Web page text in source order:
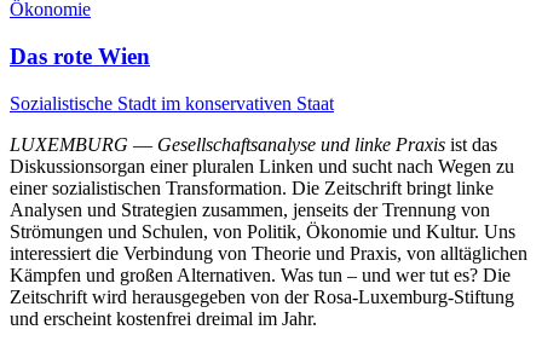
Ökonomie
Das rote Wien
Sozialistische Stadt im konservativen Staat
LUXEMBURG — Gesellschaftsanalyse und linke Praxis ist das
Diskussionsorgan einer pluralen Linken und sucht nach Wegen zu
einer sozialistischen Transformation. Die Zeitschrift bringt linke
Analysen und Strategien zusammen, jenseits der Trennung von
Strömungen und Schulen, von Politik, Ökonomie und Kultur. Uns
interessiert die Verbindung von Theorie und Praxis, von alltäglichen
Kämpfen und großen Alternativen. Was tun – und wer tut es? Die
Zeitschrift wird herausgegeben von der Rosa-Luxemburg-Stiftung
und erscheint kostenfrei dreimal im Jahr.